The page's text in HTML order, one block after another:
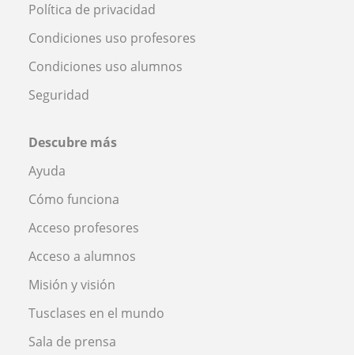
Política de privacidad
Condiciones uso profesores
Condiciones uso alumnos
Seguridad
Descubre más
Ayuda
Cómo funciona
Acceso profesores
Acceso a alumnos
Misión y visión
Tusclases en el mundo
Sala de prensa